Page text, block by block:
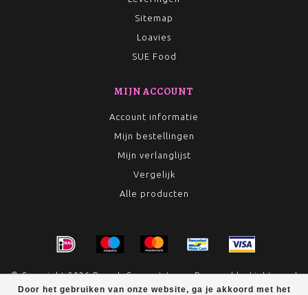
Door het gebruiken van onze website, ga je akkoord met het
Sitemap
Loavies
SUE Food
MIJN ACCOUNT
Account informatie
Mijn bestellingen
Mijn verlanglijst
Vergelijk
Alle producten
© Copyright 2026 Rumah Conceptstore - Powered byLightspeed
- Theme by Dyvelopment